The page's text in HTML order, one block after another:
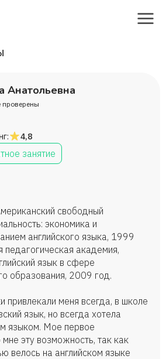
Анатольевна
4,8
занятие
свободный
экономика и
английского языка, 1999
педагогическая академия,
язык в сфере
образования, 2009 год.
привлекали меня всегда, в школе
язык, но всегда хотела
языком. Мое первое
эту возможность, так как
велось на английском языке